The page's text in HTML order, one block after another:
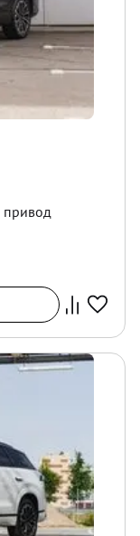
привод